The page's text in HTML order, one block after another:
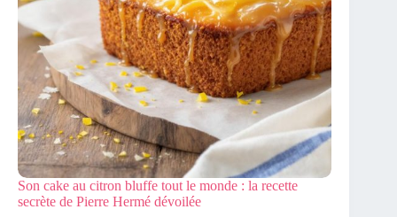
Son cake au citron bluffe tout le monde : la recette
secrète de Pierre Hermé dévoilée